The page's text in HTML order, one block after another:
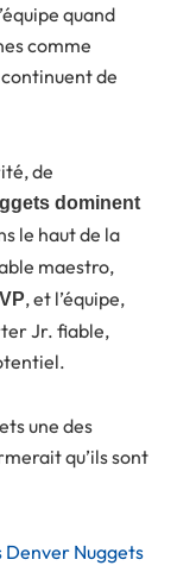
quand
comme
de
de
dominent
le haut de la
maestro,
, et l’équipe,
Jr. fiable,
une des
qu’ils sont
Denver Nuggets